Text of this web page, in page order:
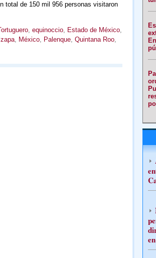
total de 150 mil 956 personas visitaron
, equinoccio, Estado de México,
Izapa, México, Palenque, Quintana Roo,